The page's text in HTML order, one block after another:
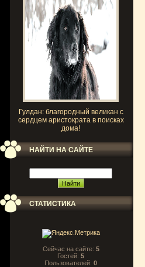
Гулдан: благородный великан с
сердцем аристократа в поисках
дома!
НАЙТИ НА САЙТЕ
СТАТИСТИКА
Сейчас на сайте: 5
Гостей: 5
Пользователей: 0